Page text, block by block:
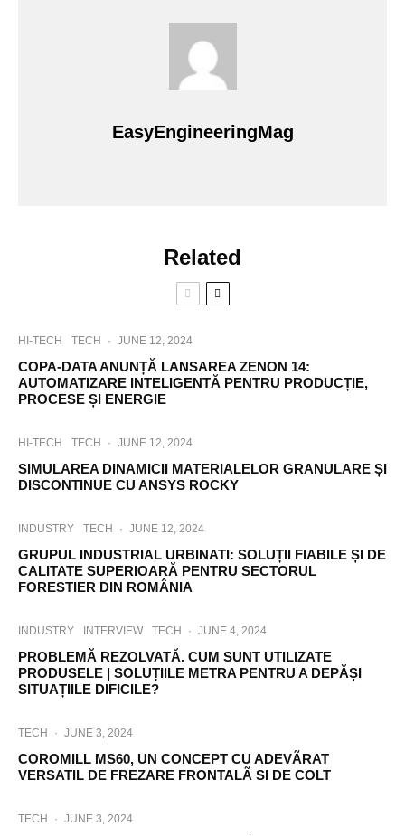
EasyEngineeringMag
Related
HI-TECH TECH · JUNE 12, 2024
COPA-DATA ANUNȚĂ LANSAREA ZENON 14:
AUTOMATIZARE INTELIGENTĂ PENTRU PRODUCȚIE,
PROCESE ȘI ENERGIE
HI-TECH TECH · JUNE 12, 2024
SIMULAREA DINAMICII MATERIALELOR GRANULARE ȘI
DISCONTINUE CU ANSYS ROCKY
INDUSTRY TECH · JUNE 12, 2024
GRUPUL INDUSTRIAL URBINATI: SOLUȚII FIABILE ȘI DE
CALITATE SUPERIOARĂ PENTRU SECTORUL
FORESTIER DIN ROMÂNIA
INDUSTRY INTERVIEW TECH · JUNE 4, 2024
PROBLEMĂ REZOLVATĂ. CUM SUNT UTILIZATE
PRODUSELE | SOLUȚIILE METRA PENTRU A DEPĂȘI
SITUAȚIILE DIFICILE?
TECH · JUNE 3, 2024
COROMILL MS60, UN CONCEPT CU ADEVÃRAT
VERSATIL DE FREZARE FRONTALÃ SI DE COLT
TECH · JUNE 3, 2024